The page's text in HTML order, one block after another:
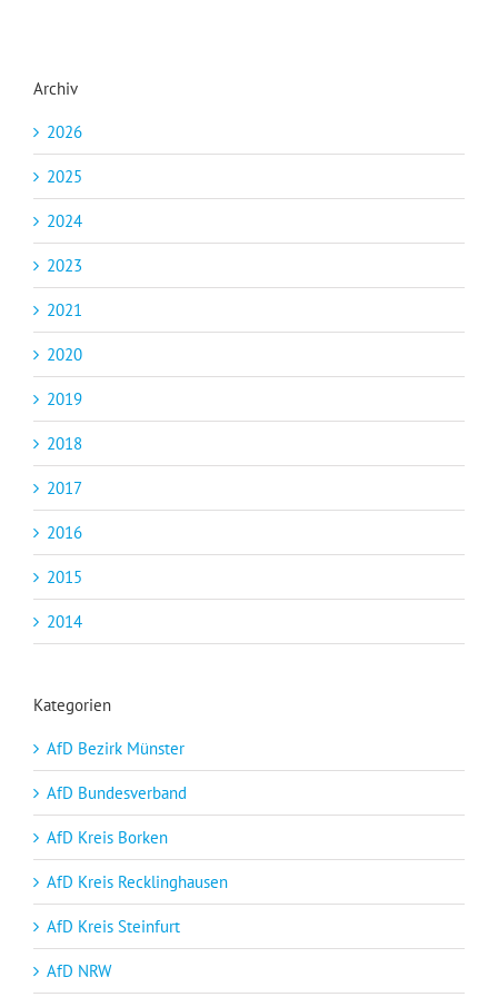
Archiv
2026
2025
2024
2023
2021
2020
2019
2018
2017
2016
2015
2014
Kategorien
AfD Bezirk Münster
AfD Bundesverband
AfD Kreis Borken
AfD Kreis Recklinghausen
AfD Kreis Steinfurt
AfD NRW